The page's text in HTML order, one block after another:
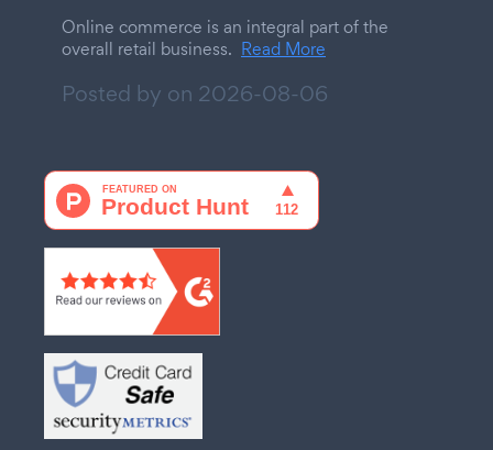
Online commerce is an integral part of the
overall retail business. Read More
Posted by on 2026-08-06